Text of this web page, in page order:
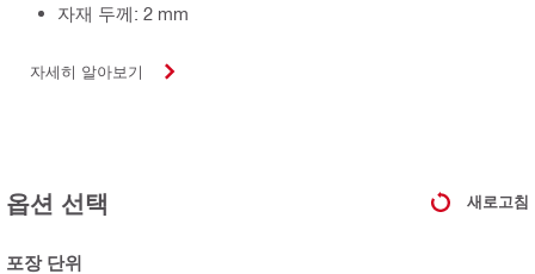
자재 두께: 2 mm
자세히 알아보기
옵션 선택 새로고침
포장 단위